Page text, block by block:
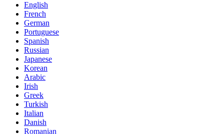
English
French
German
Portuguese
Spanish
Russian
Japanese
Korean
Arabic
Irish
Greek
Turkish
Italian
Danish
Romanian